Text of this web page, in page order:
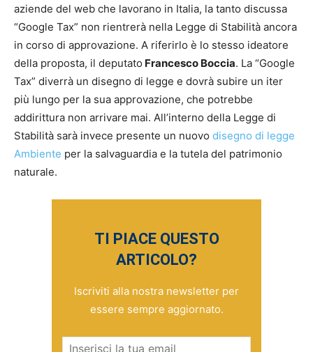
aziende del web che lavorano in Italia, la tanto discussa
“Google Tax” non rientrerà nella Legge di Stabilità ancora
in corso di approvazione. A riferirlo è lo stesso ideatore
della proposta, il deputato Francesco Boccia. La “Google
Tax” diverrà un disegno di legge e dovrà subire un iter
più lungo per la sua approvazione, che potrebbe
addirittura non arrivare mai. All’interno della Legge di
Stabilità sarà invece presente un nuovo disegno di legge
Ambiente per la salvaguardia e la tutela del patrimonio
naturale.
TI PIACE QUESTO
ARTICOLO?
Iscriviti alla nostra newsletter per
essere sempre aggiornato.